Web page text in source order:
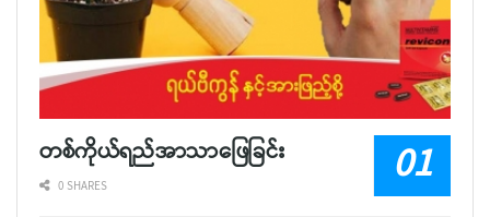
တစ်ကိုယ်ရည်အာသာဖြေခြင်း
0 SHARES